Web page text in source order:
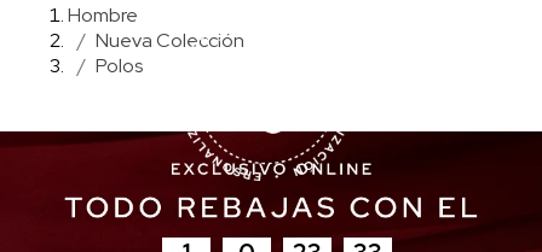
Hombre
Nueva Colección
Polos